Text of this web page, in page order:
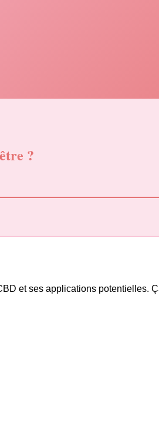
?
et ses applications potentielles.